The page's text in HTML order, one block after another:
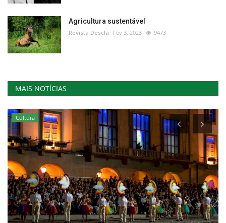
Agricultura sustentável
Revista Descla Fev 3, 2023 9473
MAIS NOTÍCIAS
Cultura